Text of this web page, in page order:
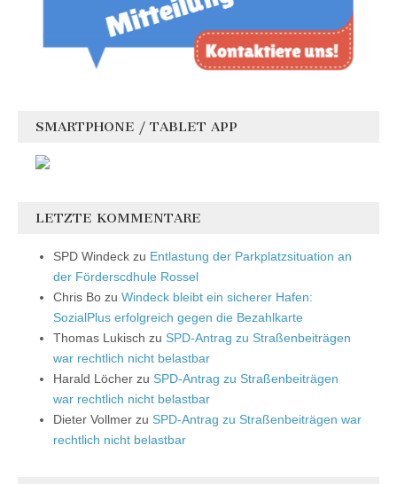
SMARTPHONE / TABLET APP
LETZTE KOMMENTARE
SPD Windeck zu Entlastung der Parkplatzsituation an
der Förderscdhule Rossel
Chris Bo zu Windeck bleibt ein sicherer Hafen:
SozialPlus erfolgreich gegen die Bezahlkarte
Thomas Lukisch zu SPD-Antrag zu Straßenbeiträgen
war rechtlich nicht belastbar
Harald Löcher zu SPD-Antrag zu Straßenbeiträgen
war rechtlich nicht belastbar
Dieter Vollmer zu SPD-Antrag zu Straßenbeiträgen war
rechtlich nicht belastbar